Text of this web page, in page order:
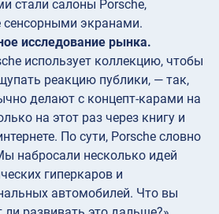
стали салоны Porsche,
сенсорными экранами.
исследование рынка.
использует коллекцию, чтобы
реакцию публики, — так,
делают с концепт-карами на
на этот раз через книгу и
По сути, Porsche словно
набросали несколько идей
гиперкаров и
автомобилей. Что вы